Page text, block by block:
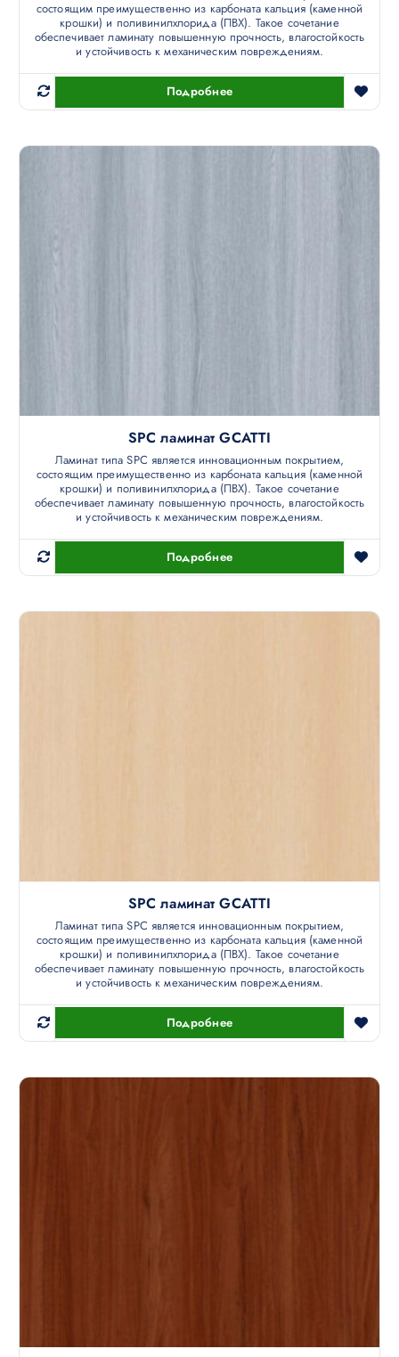
состоящим преимущественно из карбоната кальция (каменной
крошки) и поливинилхлорида (ПВХ). Такое сочетание
обеспечивает ламинату повышенную прочность, влагостойкость
и устойчивость к механическим повреждениям.
Подробнее
SPC ламинат GCATTI
Ламинат типа SPC является инновационным покрытием,
состоящим преимущественно из карбоната кальция (каменной
крошки) и поливинилхлорида (ПВХ). Такое сочетание
обеспечивает ламинату повышенную прочность, влагостойкость
и устойчивость к механическим повреждениям.
Подробнее
SPC ламинат GCATTI
Ламинат типа SPC является инновационным покрытием,
состоящим преимущественно из карбоната кальция (каменной
крошки) и поливинилхлорида (ПВХ). Такое сочетание
обеспечивает ламинату повышенную прочность, влагостойкость
и устойчивость к механическим повреждениям.
Подробнее